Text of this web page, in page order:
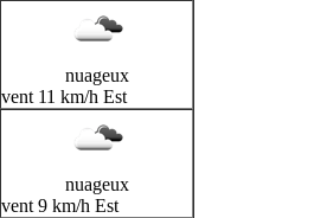
nuageux
vent 11 km/h Est
nuageux
vent 9 km/h Est